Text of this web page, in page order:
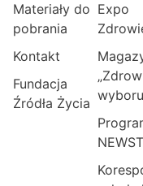
Materiały do
pobrania
Kontakt
Fundacja
Źródła Życia
Expo